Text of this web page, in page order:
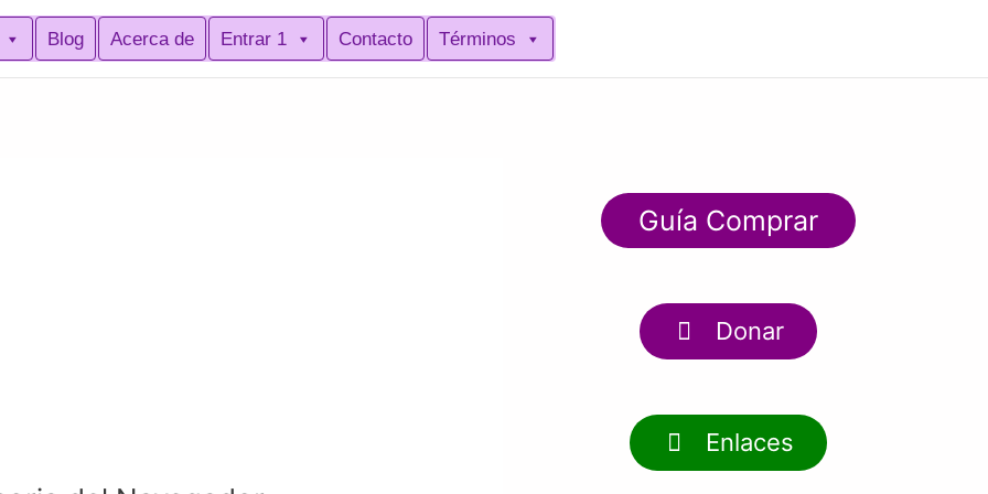
Blog Acerca de Entrar 1 Contacto Términos
Guía Comprar
Donar
Enlaces